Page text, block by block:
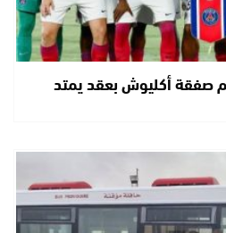
صفقة أكليوش بعقد يمتد